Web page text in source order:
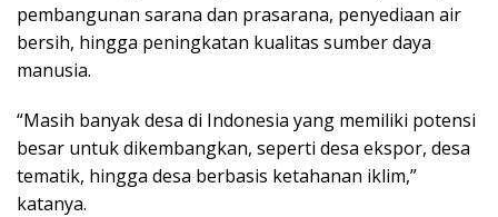
pembangunan sarana dan prasarana, penyediaan air
bersih, hingga peningkatan kualitas sumber daya
manusia.
“Masih banyak desa di Indonesia yang memiliki potensi
besar untuk dikembangkan, seperti desa ekspor, desa
tematik, hingga desa berbasis ketahanan iklim,”
katanya.